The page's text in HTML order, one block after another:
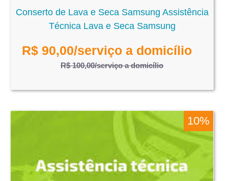
Conserto de Lava e Seca Samsung Assistência
Técnica Lava e Seca Samsung
R$ 90,00/serviço a domicílio
R$ 100,00/serviço a domicílio
10%